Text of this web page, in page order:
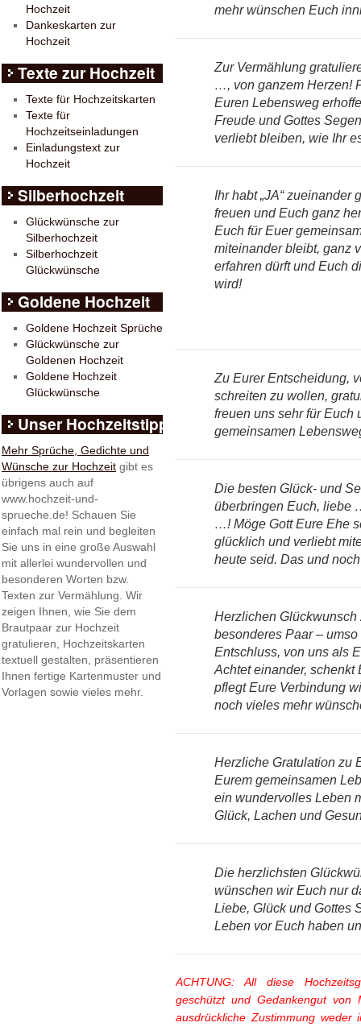
mehr wünschen Euch
Zur Vermählung
…, von ganzem Herzen!
Euren Lebensweg
Freude und Gottes
verliebt bleiben, wie Ihr
Ihr habt „JA“ zueinander
freuen und Euch ganz
Euch für Euer
miteinander bleibt, ganz
erfahren dürft und Euch
wird!
Zu Eurer Entscheidung,
schreiten zu wollen,
freuen uns sehr für Euch
gemeinsamen
Die besten Glück- und
überbringen Euch, liebe
…! Möge Gott Eure Ehe
glücklich und verliebt
heute seid. Das und
Herzlichen Glückwunsch
besonderes Paar –
Entschluss, von uns als
Achtet einander, schenkt
pflegt Eure Verbindung
noch vieles mehr
Herzliche Gratulation zu
Eurem gemeinsamen
ein wundervolles Leben
Glück, Lachen und
Die herzlichsten
wünschen wir Euch nur
Liebe, Glück und Gottes
Leben vor Euch haben
ACHTUNG: All diese
geschützt und Gedankengut von
ausdrückliche Zustimmung
Hochzeit
Dankeskarten zur
Hochzeit
Texte zur Hochzeit
Texte für Hochzeitskarten
Texte für
Hochzeitseinladungen
Einladungstext zur
Hochzeit
Silberhochzeit
Glückwünsche zur
Silberhochzeit
Silberhochzeit
Glückwünsche
Goldene Hochzeit
Goldene Hochzeit Sprüche
Glückwünsche zur
Goldenen Hochzeit
Goldene Hochzeit
Glückwünsche
Unser Hochzeitstipp
Mehr Sprüche, Gedichte und
Wünsche zur Hochzeit gibt es
übrigens auch auf
www.hochzeit-und-
sprueche.de! Schauen Sie
einfach mal rein und begleiten
Sie uns in eine große Auswahl
mit allerlei wundervollen und
besonderen Worten bzw.
Texten zur Vermählung. Wir
zeigen Ihnen, wie Sie dem
Brautpaar zur Hochzeit
gratulieren, Hochzeitskarten
textuell gestalten, präsentieren
Ihnen fertige Kartenmuster und
Vorlagen sowie vieles mehr.